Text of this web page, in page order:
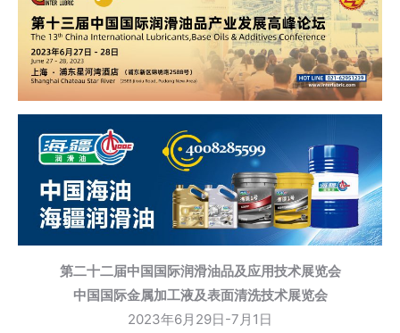
第二十二届中国国际润滑油品及应用技术展览会
中国国际金属加工液及表面清洗技术展览会
2023年6月29日-7月1日